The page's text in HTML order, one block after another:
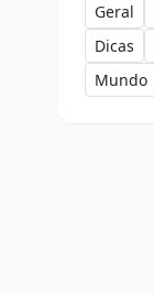
Geral
Dicas
Mundo